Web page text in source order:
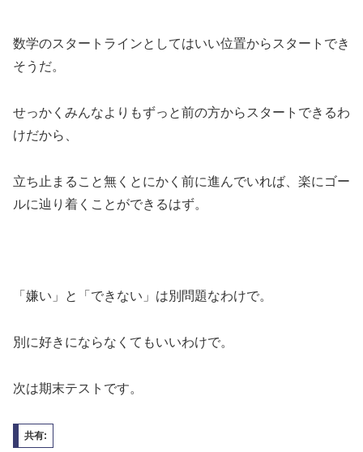
数学のスタートラインとしてはいい位置からスタートでき
そうだ。
せっかくみんなよりもずっと前の方からスタートできるわ
けだから、
立ち止まること無くとにかく前に進んでいれば、楽にゴー
ルに辿り着くことができるはず。
「嫌い」と「できない」は別問題なわけで。
別に好きにならなくてもいいわけで。
次は期末テストです。
共有: